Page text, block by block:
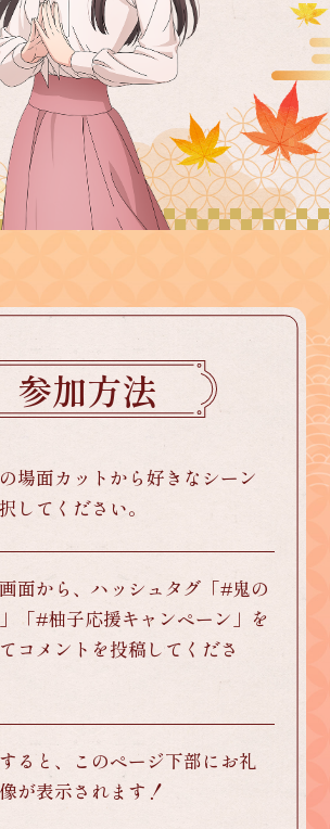
参加方法
場面カットから好きなシーン
してください。
面から、ハッシュタグ「#鬼の
「#柚子応援キャンペーン」を
コメントを投稿してくださ
ると、このページ下部にお礼
が表示されます！